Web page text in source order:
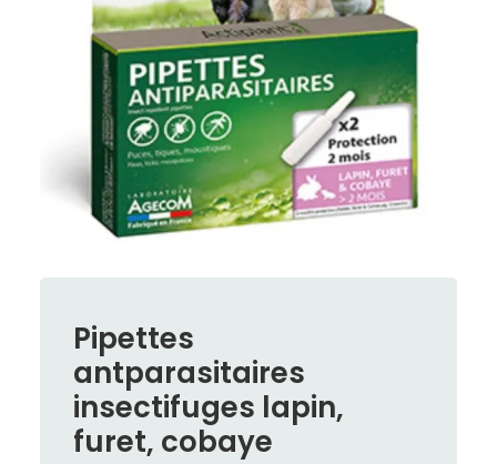
Pipettes
antparasitaires
insectifuges lapin,
furet, cobaye